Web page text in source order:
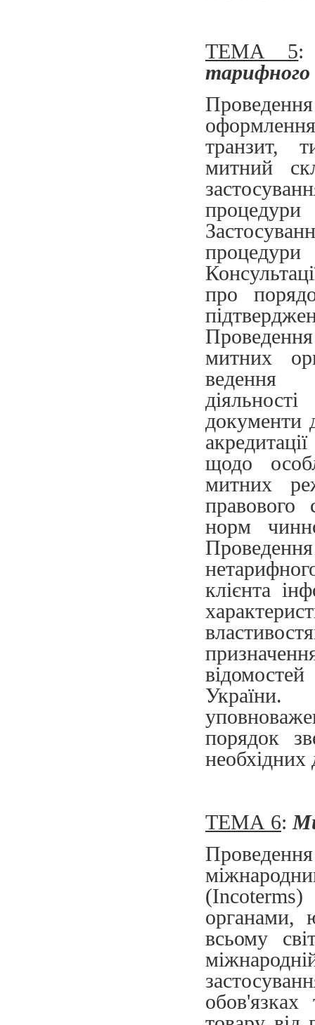
ТЕМА 5
тарифного
транзит,
митний
процедури
про
митних
ведення
документи
щодо
митних
правового
норм
клієнта
України.
порядок
необхідних
ТЕМА 6:
органами,
всьому